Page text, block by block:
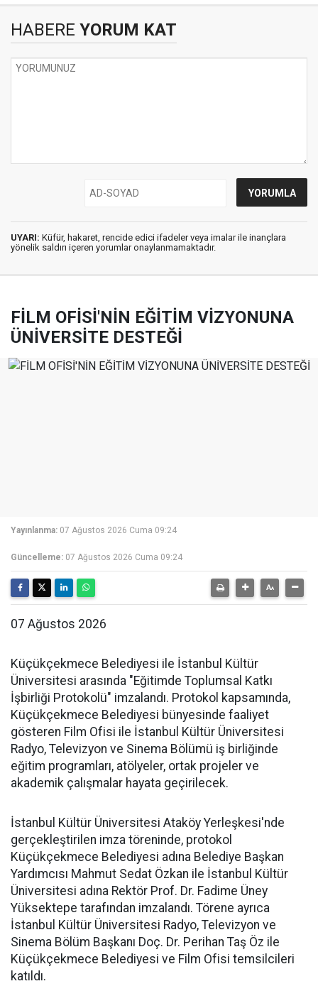
HABERE YORUM KAT
UYARI: Küfür, hakaret, rencide edici ifadeler veya imalar ile inançlara
yönelik saldırı içeren yorumlar onaylanmamaktadır.
FİLM OFİSİ'NİN EĞİTİM VİZYONUNA
ÜNİVERSİTE DESTEĞİ
Yayınlanma: 07 Ağustos 2026 Cuma 09:24
Güncelleme: 07 Ağustos 2026 Cuma 09:24
07 Ağustos 2026
Küçükçekmece Belediyesi ile İstanbul Kültür
Üniversitesi arasında "Eğitimde Toplumsal Katkı
İşbirliği Protokolü" imzalandı. Protokol kapsamında,
Küçükçekmece Belediyesi bünyesinde faaliyet
gösteren Film Ofisi ile İstanbul Kültür Üniversitesi
Radyo, Televizyon ve Sinema Bölümü iş birliğinde
eğitim programları, atölyeler, ortak projeler ve
akademik çalışmalar hayata geçirilecek.
İstanbul Kültür Üniversitesi Ataköy Yerleşkesi'nde
gerçekleştirilen imza töreninde, protokol
Küçükçekmece Belediyesi adına Belediye Başkan
Yardımcısı Mahmut Sedat Özkan ile İstanbul Kültür
Üniversitesi adına Rektör Prof. Dr. Fadime Üney
Yüksektepe tarafından imzalandı. Törene ayrıca
İstanbul Kültür Üniversitesi Radyo, Televizyon ve
Sinema Bölüm Başkanı Doç. Dr. Perihan Taş Öz ile
Küçükçekmece Belediyesi ve Film Ofisi temsilcileri
katıldı.